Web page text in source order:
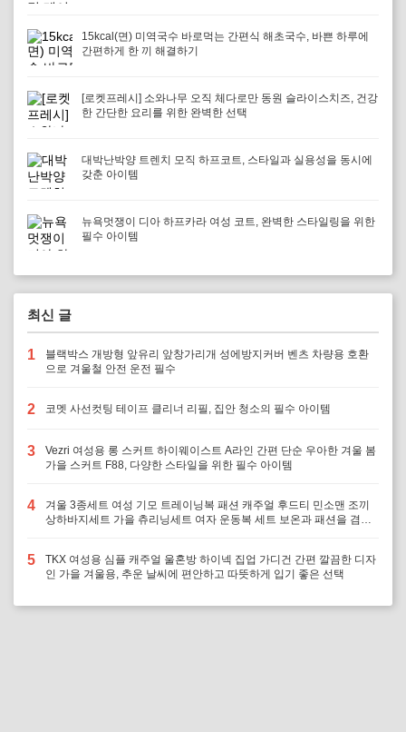
15kcal(면) 미역국수 바로먹는 간편식 해초국수, 바쁜 하루에
간편하게 한 끼 해결하기
[로켓프레시] 소와나무 오직 체다로만 동원 슬라이스치즈, 건강
한 간단한 요리를 위한 완벽한 선택
대박난박양 트렌치 모직 하프코트, 스타일과 실용성을 동시에
갖춘 아이템
뉴욕멋쟁이 디아 하프카라 여성 코트, 완벽한 스타일링을 위한
필수 아이템
최신 글
1
블랙박스 개방형 앞유리 앞창가리개 성에방지커버 벤츠 차량용 호환
으로 겨울철 안전 운전 필수
2 코멧 사선컷팅 테이프 클리너 리필, 집안 청소의 필수 아이템
3
Vezri 여성용 롱 스커트 하이웨이스트 A라인 간편 단순 우아한 겨울 봄
가을 스커트 F88, 다양한 스타일을 위한 필수 아이템
4
겨울 3종세트 여성 기모 트레이닝복 패션 캐주얼 후드티 민소맨 조끼
상하바지세트 가을 츄리닝세트 여자 운동복 세트 보온과 패션을 겸비,
5
TKX 여성용 심플 캐주얼 울혼방 하이넥 집업 가디건 간편 깔끔한 디자
인 가을 겨울용, 추운 날씨에 편안하고 따뜻하게 입기 좋은 선택